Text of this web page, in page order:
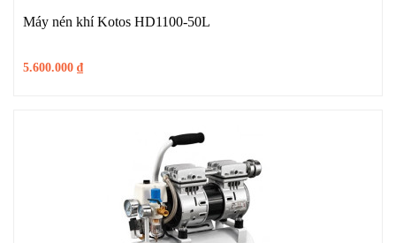
Máy nén khí Kotos HD1100-50L
5.600.000 ₫